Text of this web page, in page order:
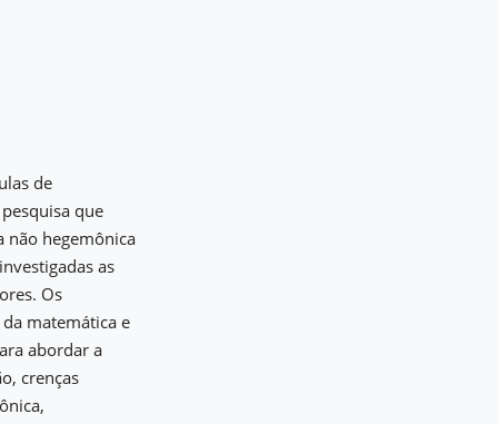
de
que
não hegemônica
as
Os
matemática e
abordar a
crenças